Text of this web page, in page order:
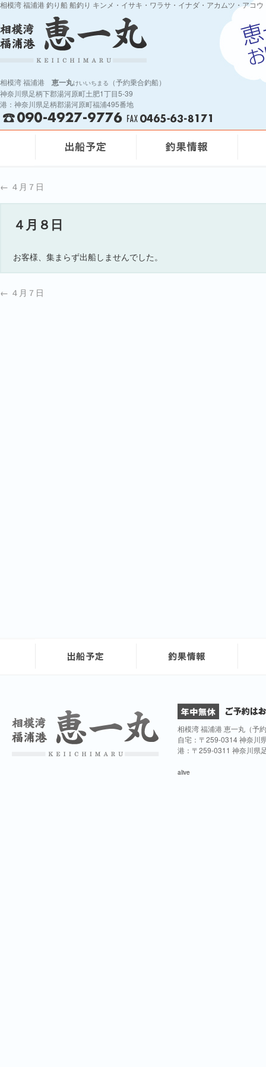
相模湾 福浦港 釣り船 船釣り キンメ・イサキ・ワラサ・イナダ・アカムツ・アコ
相模湾 福浦港 恵一丸けいいちまる
（予約乗合釣船）
神奈川県足柄下郡湯河原町土肥1丁目5-39
港：神奈川県足柄郡湯河原町福浦495番地
← ４月７日
４月８日
お客様、集まらず出船しませんでした。
← ４月７日
相模湾 福浦港 恵一丸（予
自宅：〒259-0314 神奈川
港：〒259-0311 神奈川県
alive